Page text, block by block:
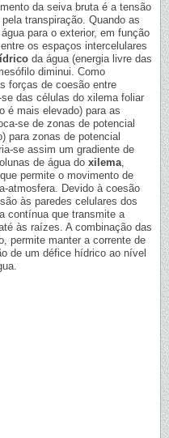
da seiva bruta é a tensão
transpiração. Quando as
para o exterior, em função
os espaços intercelulares
da água (energia livre das
diminui. Como
forças de coesão entre
das células do xilema foliar
é mais elevado) para as
se de zonas de potencial
para zonas de potencial
se assim um gradiente de
de água do xilema,
permite o movimento de
atmosfera. Devido à coesão
às paredes celulares dos
contínua que transmite a
às raízes. A combinação das
permite manter a corrente de
de um défice hídrico ao nível